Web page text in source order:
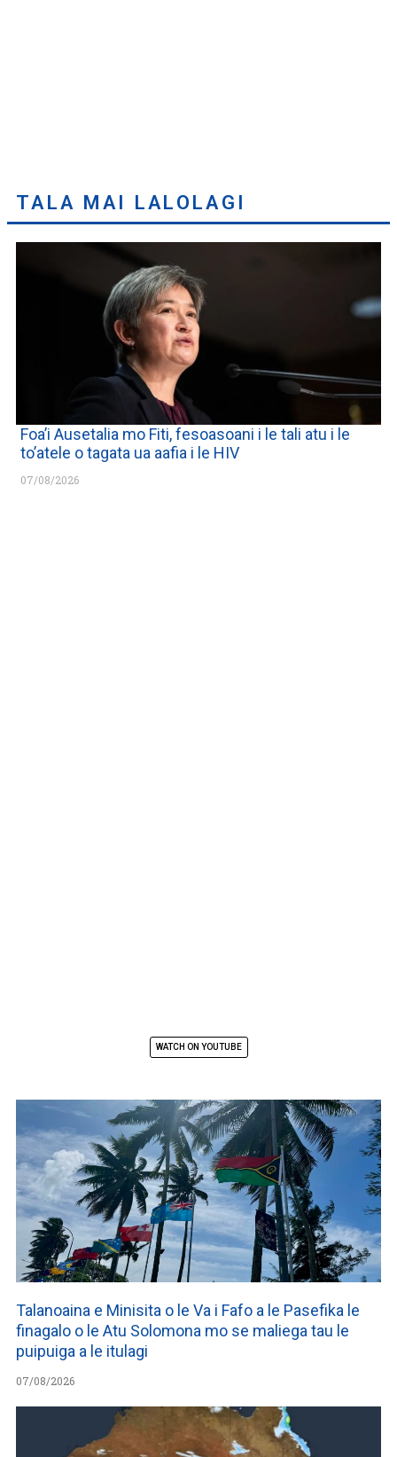
TALA MAI LALOLAGI
Foa’i Ausetalia mo Fiti, fesoasoani i le tali atu i le
to’atele o tagata ua aafia i le HIV
07/08/2026
WATCH ON YOUTUBE
Talanoaina e Minisita o le Va i Fafo a le Pasefika le
finagalo o le Atu Solomona mo se maliega tau le
puipuiga a le itulagi
07/08/2026